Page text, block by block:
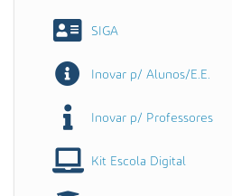
SIGA
Inovar p/ Alunos/E.E.
Inovar p/ Professores
Kit Escola Digital